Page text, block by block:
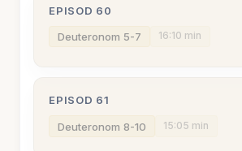
EPISOD 60
Deuteronom 5-7 16:10 min
EPISOD 61
Deuteronom 8-10 15:05 min